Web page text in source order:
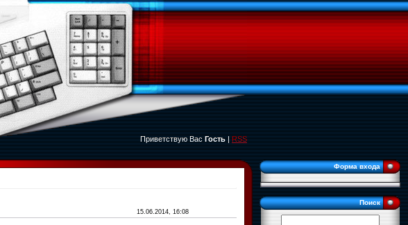
Приветствую Вас Гость|RSS
15.06.2014, 16:08
Форма входа
Поиск